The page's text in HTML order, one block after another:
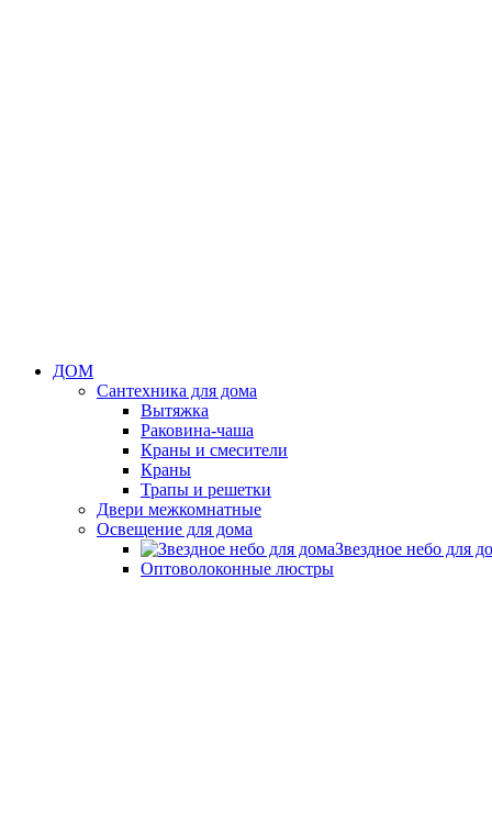
ДОМ
Сантехника для дома
Вытяжка
Раковина-чаша
Краны и смесители
Краны
Трапы и решетки
Двери межкомнатные
Освещение для дома
Звездное небо для
Оптоволоконные люстры